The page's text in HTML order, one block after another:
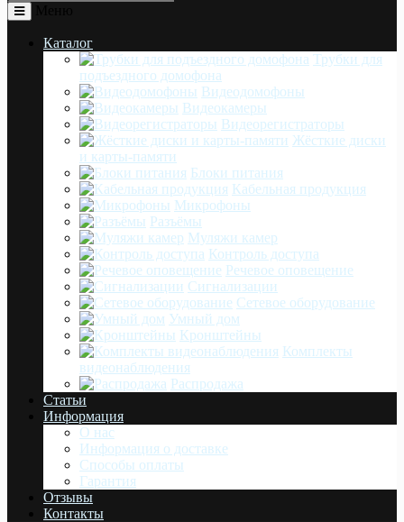
Каталог
Трубки для
подъездного домофона
Видеодомофоны
Видеокамеры
Видеорегистраторы
Жёсткие диски
и карты-памяти
Блоки питания
Кабельная продукция
Микрофоны
Разъёмы
Муляжи камер
Контроль доступа
Речевое оповещение
Сигнализации
Сетевое оборудование
Умный дом
Кронштейны
Комплекты
видеонаблюдения
Распродажа
Статьи
Информация
О нас
Информация о доставке
Cпособы оплаты
Гарантия
Отзывы
Контакты